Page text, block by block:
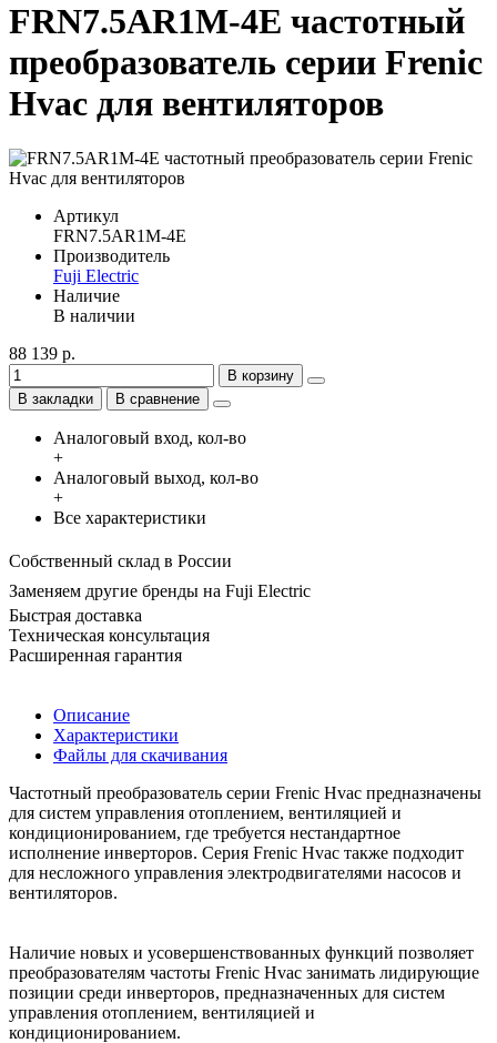
FRN7.5AR1M-4E частотный
преобразователь серии Frenic
Hvac для вентиляторов
Артикул
FRN7.5AR1M-4E
Производитель
Fuji Electric
Наличие
В наличии
88 139 р.
В корзину
В закладки
В сравнение
Аналоговый вход, кол-во
+
Аналоговый выход, кол-во
+
Все характеристики
Собственный склад в России
Заменяем другие бренды на Fuji Electric
Быстрая доставка
Техническая консультация
Расширенная гарантия
Описание
Характеристики
Файлы для скачивания
Частотный преобразователь серии Frenic Hvac предназначены
для систем управления отоплением, вентиляцией и
кондиционированием, где требуется нестандартное
исполнение инверторов. Серия Frenic Hvac также подходит
для несложного управления электродвигателями насосов и
вентиляторов.
Наличие новых и усовершенствованных функций позволяет
преобразователям частоты Frenic Hvac занимать лидирующие
позиции среди инверторов, предназначенных для систем
управления отоплением, вентиляцией и
кондиционированием.